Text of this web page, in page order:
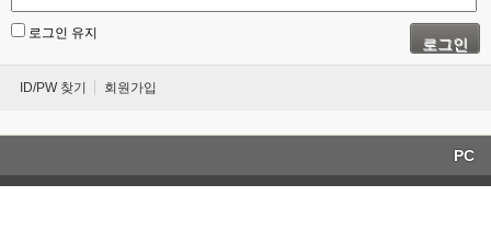
로그인 유지
로그인
ID/PW 찾기 회원가입
PC